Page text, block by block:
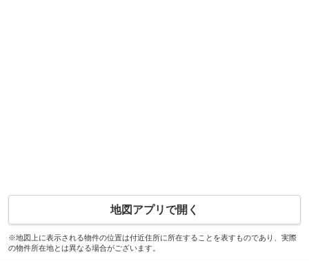
地図アプリで開く
※地図上に表示される物件の位置は付近住所に所在することを表すものであり、実際
の物件所在地とは異なる場合がございます。